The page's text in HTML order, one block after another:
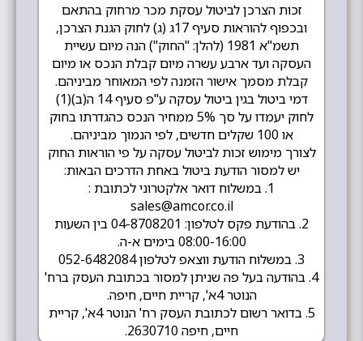
זכות הצרכן לביטול עסקת מכר מרחוק בהתאם
ובכפוף להוראות סעיף 17ג (ג) לחוק הגנת הצרכן,
תשמ"א 1981 (להלן: "החוק") הנה מיום עשיית
העסקה ועד ארבע עשרה מיום קבלת הנכס או מיום
קבלת מסמך אישור הזמנה לפי המאוחר מביניהם.
דמי ביטול בגין ביטול עסקה ע"פ סעיף 14 ה(ב)(1)
לחוק יעמדו על סך 5% ממחיר הנכס כהגדרתו בחוק
או 100 שקלים חדשים, לפי הנמוך מביניהם.
לצורך מימוש זכות לביטול עסקה על פי הוראות החוק
יש למסור הודעת ביטול באחת הדרכים הבאות:
1. במשלוח דואר אלקטרוני לכתובת :
sales@amcor.co.il
2. בהודעת פקס לטלפון: 04-8708201 בין השעות
08:00-16:00 בימים א-ה.
3. במשלוח הודעת ווצאפ לטלפון 052-6482084
4. בהודעה בעל פה שניתן למסור בכתובת העסק ברח'
הנוטר 4א', קריית חיים, חיפה.
5. בדואר רשום לכתובת העסק רח' הנוטר 4א', קריית
חיים, חיפה 2630710.